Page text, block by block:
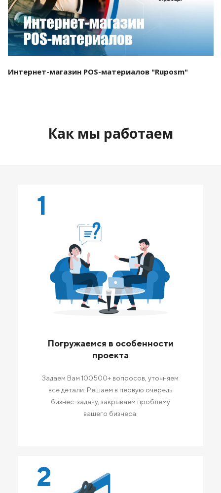
Интернет-магазин POS-материалов "Ruposm"
Как мы работаем
1
Погружаемся в особенности
проекта
Задаем Вам 100500+ вопросов, уточняем
все детали. Решаем в первую очередь
бизнес-задачу, закрываем проблему
вашего бизнеса.
2